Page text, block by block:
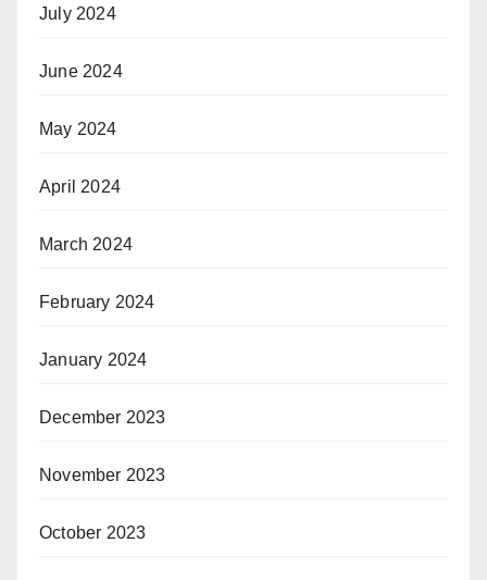
July 2024
June 2024
May 2024
April 2024
March 2024
February 2024
January 2024
December 2023
November 2023
October 2023